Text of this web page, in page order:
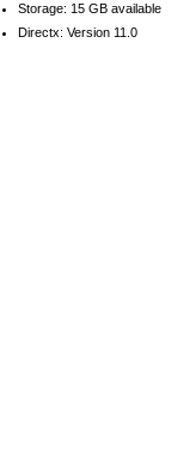
Storage: 15 GB available
Directx: Version 11.0